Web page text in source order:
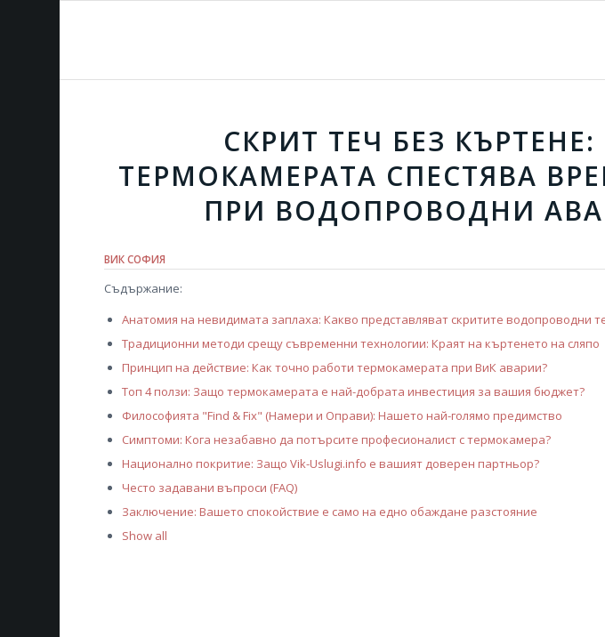
СКРИТ ТЕЧ БЕЗ КЪРТЕНЕ:
ТЕРМОКАМЕРАТА СПЕСТЯВА
ПРИ ВОДОПРОВОДНИ
ВИК СОФИЯ
Съдържание:
Анатомия на невидимата заплаха: Какво представляват скритите водопроводни
Традиционни методи срещу съвременни технологии: Краят на къртенето на сляпо
Принцип на действие: Как точно работи термокамерата при ВиК аварии?
Топ 4 ползи: Защо термокамерата е най-добрата инвестиция за вашия бюджет?
Философията "Find & Fix" (Намери и Оправи): Нашето най-голямо предимство
Симптоми: Кога незабавно да потърсите професионалист с термокамера?
Национално покритие: Защо Vik-Uslugi.info е вашият доверен партньор?
Често задавани въпроси (FAQ)
Заключение: Вашето спокойствие е само на едно обаждане разстояние
Show all